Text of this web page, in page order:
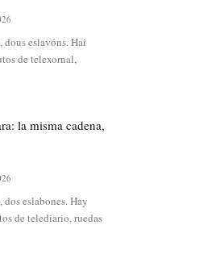
dous eslavóns. Hai
de telexornal,
la misma cadena,
dos eslabones. Hay
de telediario, ruedas